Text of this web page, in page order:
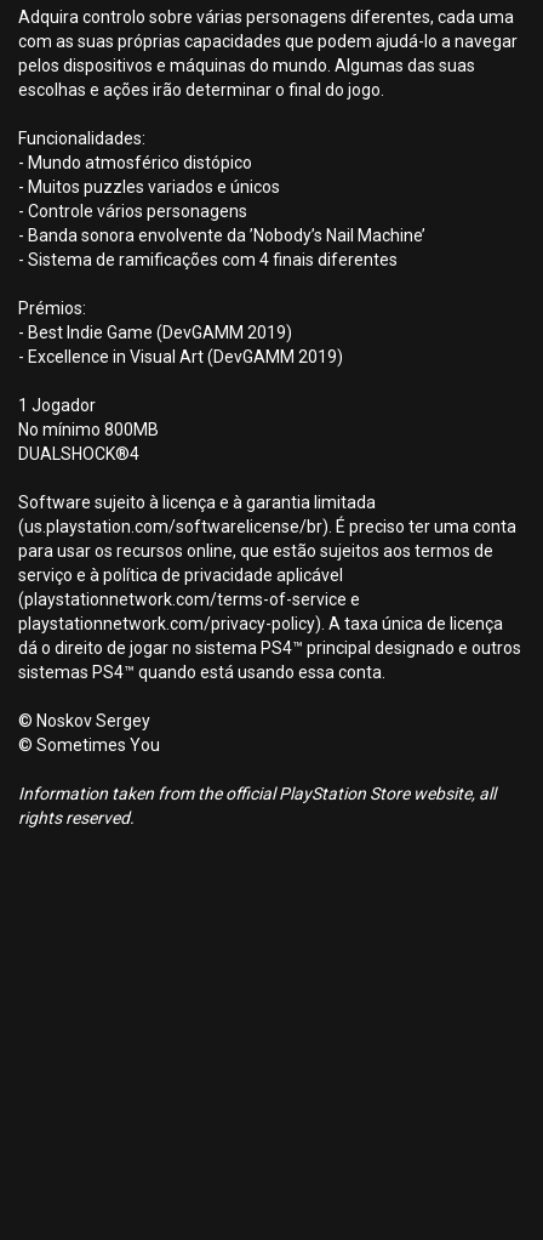
Adquira controlo sobre várias personagens diferentes, cada uma
com as suas próprias capacidades que podem ajudá-lo a navegar
pelos dispositivos e máquinas do mundo. Algumas das suas
escolhas e ações irão determinar o final do jogo.
Funcionalidades:
- Mundo atmosférico distópico
- Muitos puzzles variados e únicos
- Controle vários personagens
- Banda sonora envolvente da ’Nobody’s Nail Machine’
- Sistema de ramificações com 4 finais diferentes
Prémios:
- Best Indie Game (DevGAMM 2019)
- Excellence in Visual Art (DevGAMM 2019)
1 Jogador
No mínimo 800MB
DUALSHOCK®4
Software sujeito à licença e à garantia limitada
(us.playstation.com/softwarelicense/br). É preciso ter uma conta
para usar os recursos online, que estão sujeitos aos termos de
serviço e à política de privacidade aplicável
(playstationnetwork.com/terms-of-service e
playstationnetwork.com/privacy-policy). A taxa única de licença
dá o direito de jogar no sistema PS4™ principal designado e outros
sistemas PS4™ quando está usando essa conta.
© Noskov Sergey
© Sometimes You
Information taken from the official PlayStation Store website, all
rights reserved.